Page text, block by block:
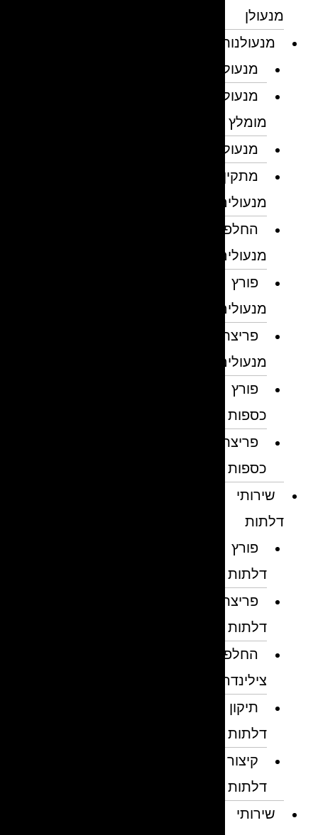
מנעולן
מנעולנות
מנעולן
מנעולן
מומלץ
מנעולנים
מתקין
מנעולים
החלפת
מנעולים
פורץ
מנעולים
פריצת
מנעולים
פורץ
כספות
פריצת
כספות
שירותי
דלתות
פורץ
דלתות
פריצת
דלתות
החלפת
צילינדרים
תיקון
דלתות
קיצור
דלתות
שירותי